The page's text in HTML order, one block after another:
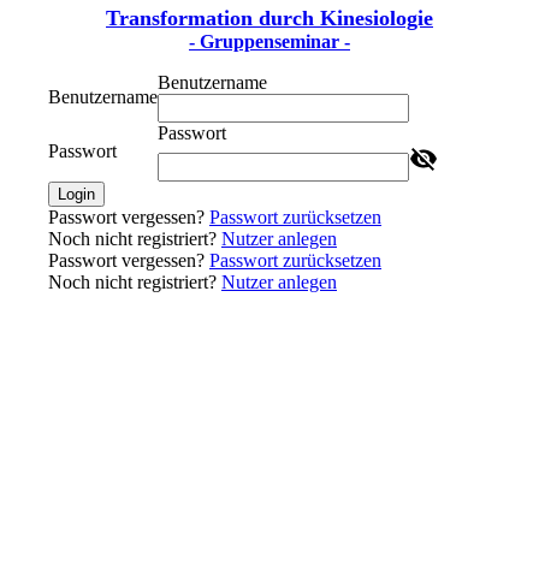
Transformation durch Kinesiologie
- Gruppenseminar -
Benutzername
Benutzername
Passwort
Passwort
Login
Passwort vergessen? Passwort zurücksetzen
Noch nicht registriert? Nutzer anlegen
Passwort vergessen? Passwort zurücksetzen
Noch nicht registriert? Nutzer anlegen